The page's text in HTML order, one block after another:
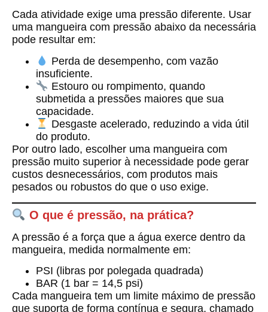
Cada atividade exige uma pressão diferente. Usar
uma mangueira com pressão abaixo da necessária
pode resultar em:
Perda de desempenho, com vazão
insuficiente.
Estouro ou rompimento, quando
submetida a pressões maiores que sua
capacidade.
Desgaste acelerado, reduzindo a vida útil
do produto.
Por outro lado, escolher uma mangueira com
pressão muito superior à necessidade pode gerar
custos desnecessários, com produtos mais
pesados ou robustos do que o uso exige.
O que é pressão, na prática?
A pressão é a força que a água exerce dentro da
mangueira, medida normalmente em:
PSI (libras por polegada quadrada)
BAR (1 bar = 14,5 psi)
Cada mangueira tem um limite máximo de pressão
que suporta de forma contínua e segura, chamado